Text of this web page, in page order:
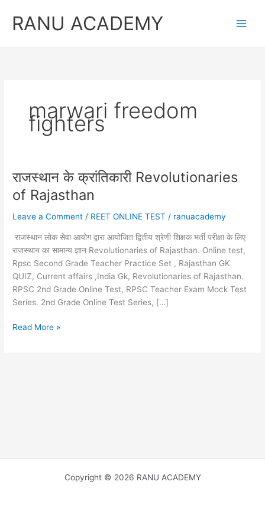
contentRANU ACADEMY
marwari freedom
fighters
राजस्थान के क्रांतिकारी Revolutionaries
of Rajasthan
Leave a Comment / REET ONLINE TEST / ranuacademy
राजस्थान लोक सेवा आयोग द्वारा आयोजित द्वितीय श्रेणी शिक्षक भर्ती परीक्षा के लिए
राजस्थान का सामान्य ज्ञान Revolutionaries of Rajasthan. Online test,
Rpsc Second Grade Teacher Practice Set , Rajasthan GK
QUIZ, Current affairs ,India Gk, Revolutionaries of Rajasthan.
RPSC 2nd Grade Online Test, RPSC Teacher Exam Mock Test
Series. 2nd Grade Online Test Series, […]
राजस्थान
Read More »
Copyright © 2026 RANU ACADEMY